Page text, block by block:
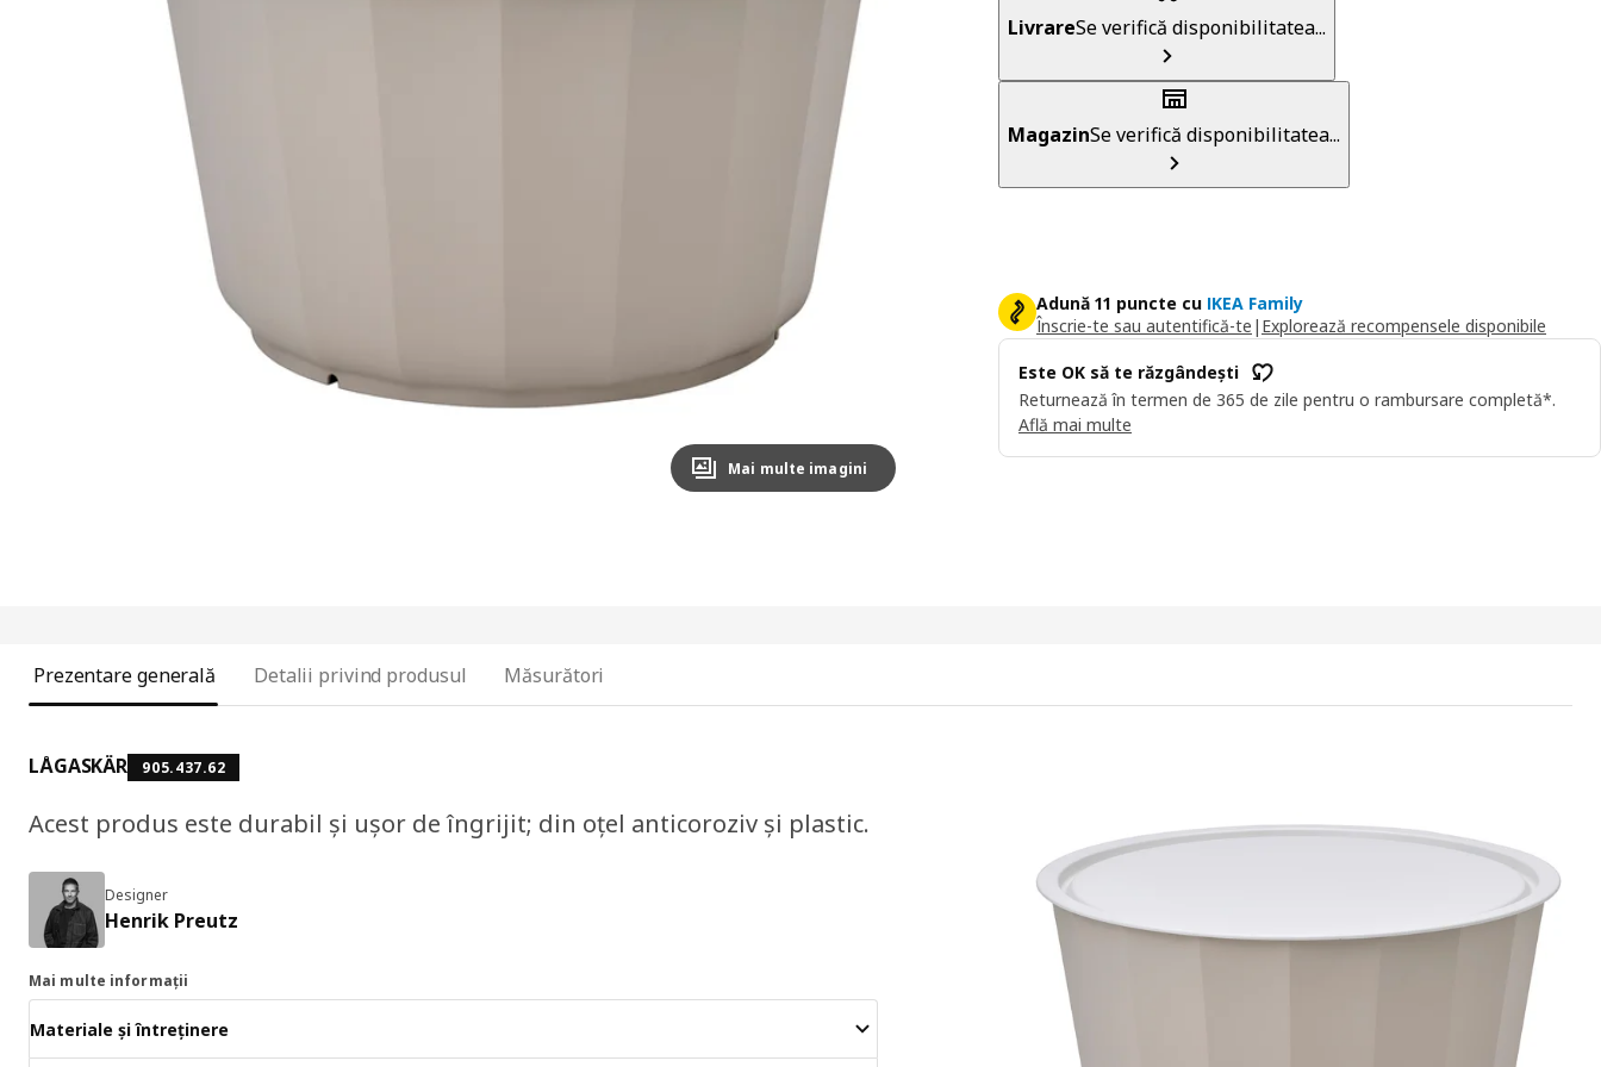
Image zoomed out, normal view
Mai multe imagini
LivrareSe verifică disponibilitatea...
MagazinSe verifică disponibilitatea...
Adună 11 puncte cu IKEA Family
Înscrie-te sau autentifică-te | Explorează recompensele disponibile
Este OK să te răzgândești
Returnează în termen de 365 de zile pentru o rambursare completă*.
Află mai multe
Prezentare generală Detalii privind produsul Măsurători
LÅGASKÄR 905.437.62
Acest produs este durabil și ușor de îngrijit; din oțel anticoroziv și plastic.
Designer
Henrik Preutz
Mai multe informații
Materiale și întreținere